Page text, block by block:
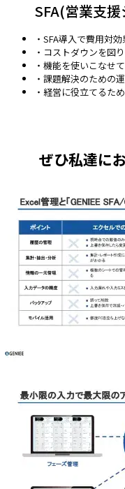
SFA(営業支
・SFA導入で費用対
・コストダウンを図
・機能を使いこなせ
・課題解決のための
・経営に役立てるた
ぜひ私達に